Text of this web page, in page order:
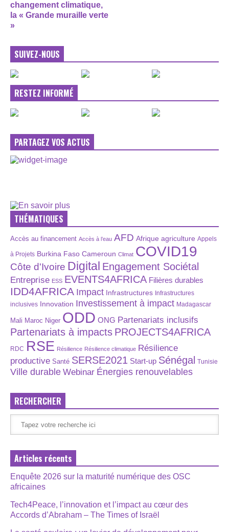
changement climatique,
la « Grande muraille verte
»
SUIVEZ-NOUS
RESTEZ INFORMÉ
PARTAGEZ VOS ACTUS
THÉMATIQUES
Accès au financement Accès à l’eau AFD Afrique agriculture Appels
à Projets Burkina Faso Cameroun Climat COVID19
Côte d'Ivoire Digital Engagement Sociétal
Entreprise ESS EVENTS4AFRICA Filières durables
IDD4AFRICA Impact Infrastructures Infrastructures
inclusives Innovation Investissement à impact Madagascar
Mali Maroc Niger ODD ONG Partenariats inclusifs
Partenariats à impacts PROJECTS4AFRICA
RDC RSE Résilience Résilience climatique Résilience
productive Santé SERSE2021 Start-up Sénégal Tunisie
Ville durable Webinar Énergies renouvelables
RECHERCHER
Articles récents
Enquête 2026 sur la maturité numérique des OSC
africaines
Tech4Peace, l’innovation et l’impact au cœur des
Accords d’Abraham – The Times of Israël